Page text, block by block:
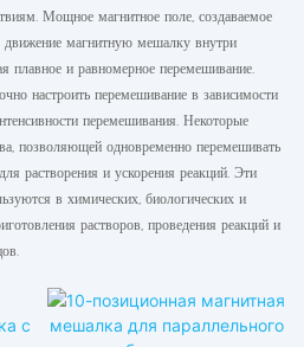
Мощное магнитное поле, создаваемое
магнитную мешалку внутри
плавное и равномерное перемешивание.
настроить перемешивание в зависимости
перемешивания. Некоторые
позволяющей одновременно перемешивать
растворения и ускорения реакций. Эти
в химических, биологических и
растворов, проведения реакций и